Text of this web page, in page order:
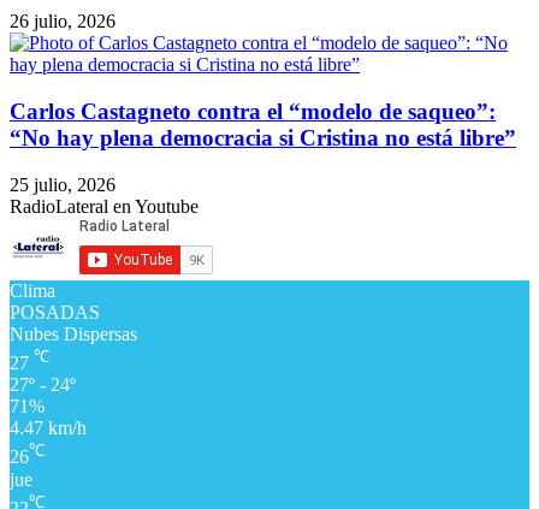
26 julio, 2026
Carlos Castagneto contra el “modelo de saqueo”:
“No hay plena democracia si Cristina no está libre”
25 julio, 2026
RadioLateral en Youtube
Clima
POSADAS
Nubes Dispersas
27 ℃
27º - 24º
71%
4.47 km/h
26℃
jue
℃